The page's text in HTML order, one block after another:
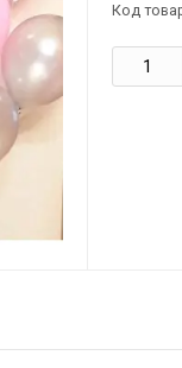
Код